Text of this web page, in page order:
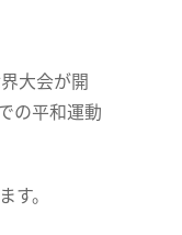
大会が開
の平和運動
。